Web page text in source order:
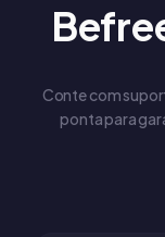
Conte com
ponta para